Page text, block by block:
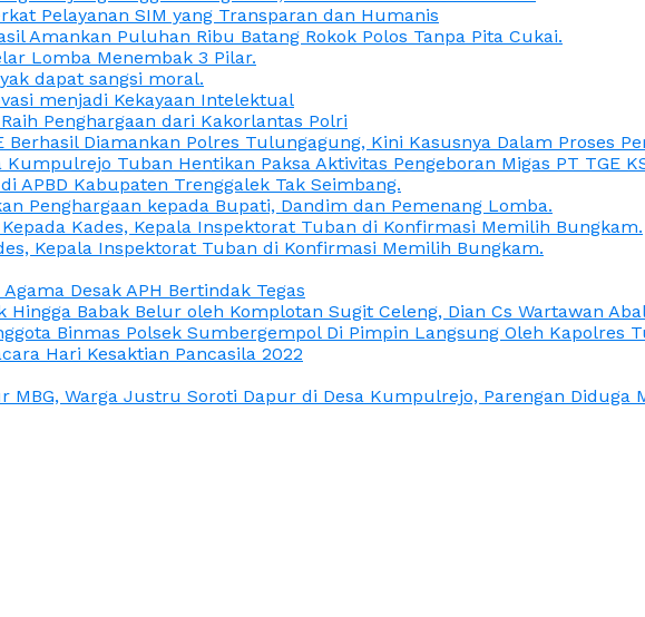
Pelayanan SIM yang Transparan dan Humanis
Amankan Puluhan Ribu Batang Rokok Polos Tanpa Pita Cukai.
Lomba Menembak 3 Pilar.
dapat sangsi moral.
menjadi Kekayaan Intelektual
Penghargaan dari Kakorlantas Polri
Diamankan Polres Tulungagung, Kini Kasusnya Dalam Proses
Tuban Hentikan Paksa Aktivitas Pengeboran Migas PT TGE
APBD Kabupaten Trenggalek Tak Seimbang.
Penghargaan kepada Bupati, Dandim dan Pemenang Lomba.
Kades, Kepala Inspektorat Tuban di Konfirmasi Memilih Bungkam.
Kepala Inspektorat Tuban di Konfirmasi Memilih Bungkam.
Desak APH Bertindak Tegas
Babak Belur oleh Komplotan Sugit Celeng, Dian Cs Wartawan
Binmas Polsek Sumbergempol Di Pimpin Langsung Oleh Kapolres
Hari Kesaktian Pancasila 2022
MBG, Warga Justru Soroti Dapur di Desa Kumpulrejo, Parengan Diduga